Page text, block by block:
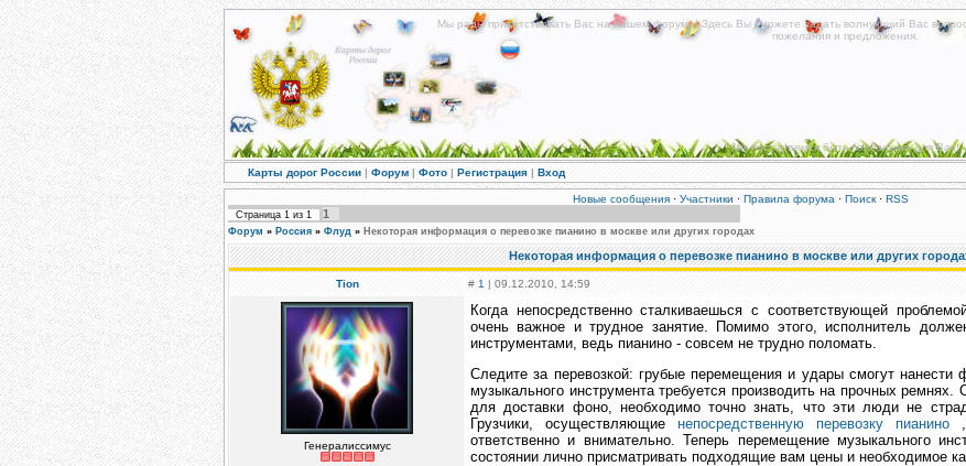
Мы рады приветствовать Вас на нашем форуме! Здесь Вы сможете задать волнующий Вас
пожелания и предложения.
Мы постараемся быть полезными для Вас!
Карты дорог России | Форум | Фото | Регистрация | Вход
Новые сообщения· Участники · Правила форума · Поиск· RSS
Страница 1 из 1 1
Форум » Россия » Флуд » Некоторая информация о перевозке пианино в москве или других городах
Некоторая информация о перевозке пианино в москве или других
Tion # 1 | 09.12.2010, 14:59
Генералиссимус
Когда непосредственно сталкиваешься с соответствующей
очень важное и трудное занятие. Помимо этого, исполнитель
инструментами, ведь пианино - совсем не трудно поломать.
Следите за перевозкой: грубые перемещения и удары смогут
музыкального инструмента требуется производить на прочных
для доставки фоно, необходимо точно знать, что эти люди не
Грузчики, осуществляющие непосредственную перевозку пианино ,
ответственно и внимательно. Теперь перемещение музыкального
состоянии лично присматривать подходящие вам цены и необходимое